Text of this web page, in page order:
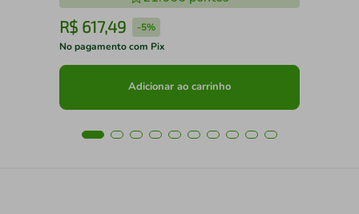
R$ 617,49 -5%
No pagamento com Pix
Adicionar ao carrinho